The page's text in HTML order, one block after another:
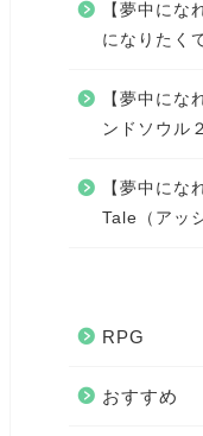
【夢中にな
になりたく
【夢中にな
ンドソウル
【夢中にな
Tale（アッ
RPG
おすすめ